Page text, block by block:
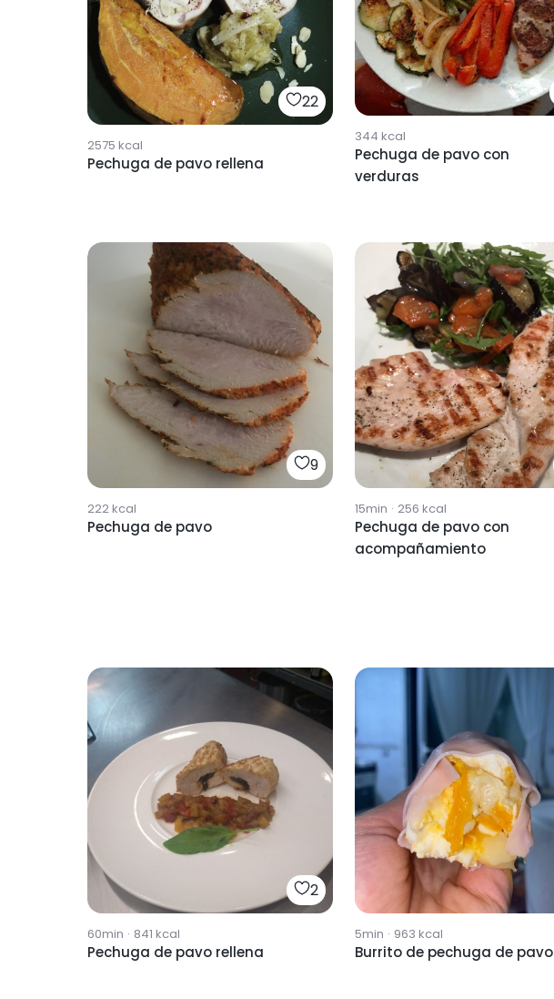
22
2575 kcal
Pechuga de pavo rellena
344 kcal
Pechuga de pavo con
verduras
9
222kcal
Pechuga de pavo
15min · 256 kcal
Pechuga de pavo con
acompañamiento
2
60min · 841 kcal
Pechuga de pavo rellena
5min · 963 kcal
Burrito de pechuga de pavo